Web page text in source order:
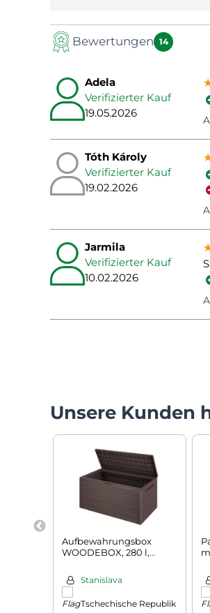
Bewertungen 14
Adela
Verifizierter Kauf
19.05.2026
Tóth Károly
Verifizierter Kauf
19.02.2026
Jarmila
Verifizierter Kauf
10.02.2026
Unsere Kunden
Aufbewahrungsbox
WOODEBOX, 280 l,
dunkelbraun
Stanislava
Tschechische Republik